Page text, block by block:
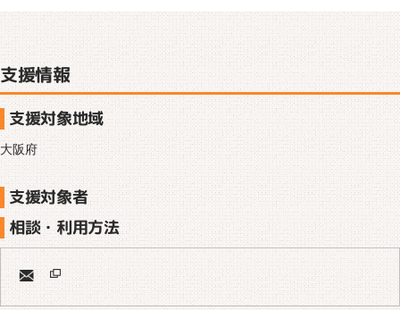
支援情報
支援対象地域
大阪府
支援対象者
相談・利用方法